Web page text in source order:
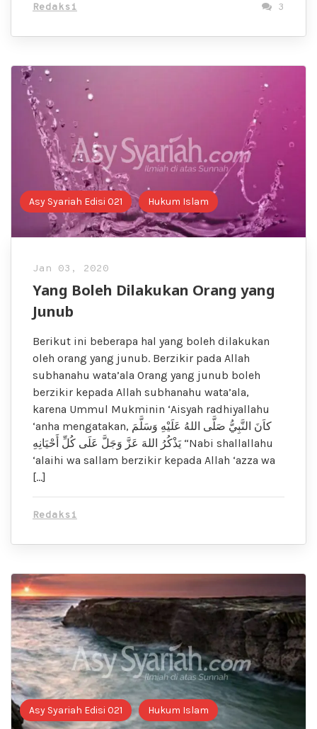
Redaksi 3
Asy Syariah Edisi 021 Hukum Islam
Jan 03, 2020
Yang Boleh Dilakukan Orang yang
Junub
Berikut ini beberapa hal yang boleh dilakukan
oleh orang yang junub. Berzikir pada Allah
subhanahu wata’ala Orang yang junub boleh
berzikir kepada Allah subhanahu wata’ala,
karena Ummul Mukminin ‘Aisyah radhiyallahu
‘anha mengatakan, كاَنَ النَّبِيُّ صَلَّى اللهُ عَلَيْهِ وَسَلَّمَ
يَذْكُرُ اللهَ عَزَّ وَجَلَّ عَلَى كُلِّ أَحْيَانِهِ “Nabi shallallahu
‘alaihi wa sallam berzikir kepada Allah ‘azza wa
[…]
Redaksi
Asy Syariah Edisi 021 Hukum Islam